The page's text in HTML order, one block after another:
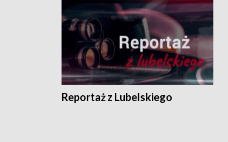
Reportaż z Lubelskiego